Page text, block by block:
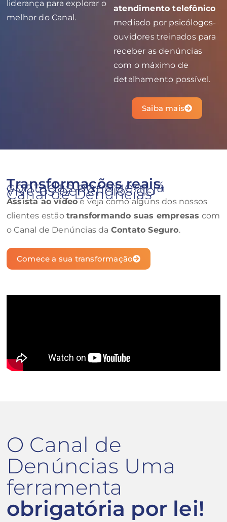
liderança para explorar o
melhor do Canal.
atendimento telefônico
mediado por psicólogos-
ouvidores treinados para
receber as denúncias
com o máximo de
detalhamento possível.
Saiba mais
Transformações reais,
contadas por quem já
vive os benefícios do
Canal de Denúncias
Assista ao vídeoe veja como alguns dos nossos
clientes estão transformando suas empresas com
o Canal de Denúncias da Contato Seguro.
Comece a sua transformação
O Canal de
Denúncias Uma
ferramenta
obrigatória por lei!